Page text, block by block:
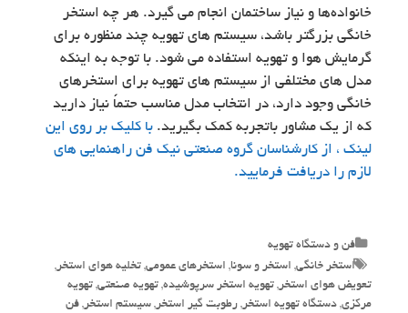
خانواده‌ها و نیاز ساختمان انجام می گیرد. هر چه استخر
خانگی بزرگتر باشد، سیستم های تهویه چند منظوره برای
گرمایش هوا و تهویه استفاده می شود. با توجه به اینکه
مدل های مختلفی از سیستم های تهویه برای استخرهای
خانگی وجود دارد، در انتخاب مدل مناسب حتماً نیاز دارید
که از یک مشاور باتجربه کمک بگیرید. با کلیک بر روی این
لینک ، از کارشناسان گروه صنعتی نیک فن راهنمایی های
لازم را دریافت فرمایید.
Categories
فن و دستگاه تهویه
Tags
استخر خانگی, استخر و سونا, استخرهای عمومی, تخلیه هوای استخر,
تعویض هوای استخر, تهویه استخر سرپوشیده, تهویه صنعتی, تهویه
مرکزی, دستگاه تهویه استخر, رطوبت گیر استخر, سیستم استخر, فن